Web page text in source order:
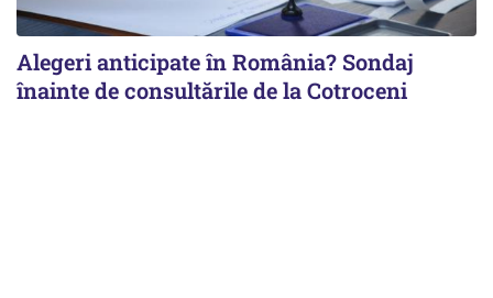
Alegeri anticipate în România? Sondaj
înainte de consultările de la Cotroceni